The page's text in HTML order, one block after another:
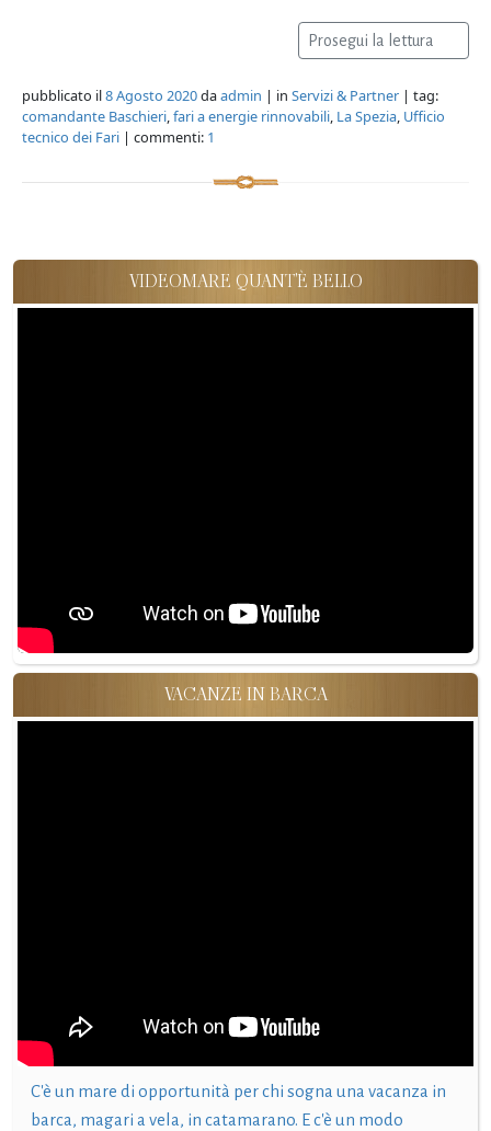
Prosegui la lettura
pubblicato il8 Agosto 2020daadmin | in Servizi & Partner | tag:
comandante Baschieri,fari a energie rinnovabili, La Spezia, Ufficio
tecnico dei Fari | commenti: 1
VIDEOMARE QUANT'È BELLO
VACANZE IN BARCA
C'è un mare di opportunità per chi sogna una vacanza in
barca, magari a vela, in catamarano. E c'è un modo